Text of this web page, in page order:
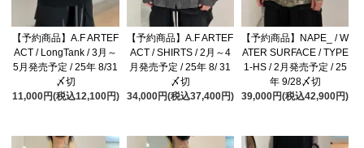
【予約商品】A.F ARTEF
ACT / LongTank / 3月～
5月発売予定 / 25年 8/31
〆切
11,000円(税込12,100円)
【予約商品】A.F ARTEF
ACT / SHIRTS / 2月～4
月発売予定 / 25年 8/ 31
〆切
34,000円(税込37,400円)
【予約商品】NAPE_ / W
ATER SURFACE / TYPE
1-HS / 2月発売予定 / 25
年 9/28〆切
39,000円(税込42,900円)